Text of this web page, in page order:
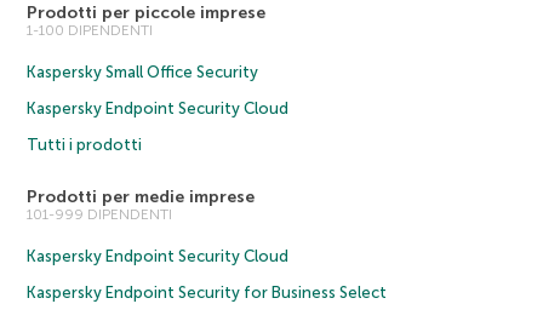
Prodotti per piccole imprese
1-100 DIPENDENTI
Kaspersky Small Office Security
Kaspersky Endpoint Security Cloud
Tutti i prodotti
Prodotti per medie imprese
101-999 DIPENDENTI
Kaspersky Endpoint Security Cloud
Kaspersky Endpoint Security for Business Select